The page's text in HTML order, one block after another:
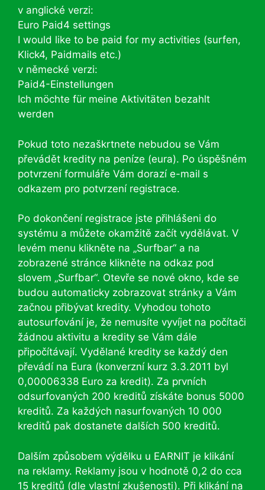
v anglické verzi:
Euro Paid4 settings
I would like to be paid for my activities (surfen,
Klick4, Paidmails etc.)
v německé verzi:
Paid4-Einstellungen
Ich möchte für meine Aktivitäten bezahlt
werden
Pokud toto nezaškrtnete nebudou se Vám
převádět kredity na peníze (eura). Po úspěšném
potvrzení formuláře Vám dorazí e-mail s
odkazem pro potvrzení registrace.
Po dokončení registrace jste přihlášeni do
systému a můžete okamžitě začít vydělávat. V
levém menu klikněte na „Surfbar“ a na
zobrazené stránce klikněte na odkaz pod
slovem „Surfbar“. Otevře se nové okno, kde se
budou automaticky zobrazovat stránky a Vám
začnou přibývat kredity. Vyhodou tohoto
autosurfování je, že nemusíte vyvíjet na počítači
žádnou aktivitu a kredity se Vám dále
připočítávají. Vydělané kredity se každý den
převádí na Eura (konverzní kurz 3.3.2011 byl
0,00006338 Euro za kredit). Za prvních
odsurfovaných 200 kreditů získáte bonus 5000
kreditů. Za každých nasurfovaných 10 000
kreditů pak dostanete dalších 500 kreditů.
Dalším způsobem výdělku u EARNIT je klikání
na reklamy. Reklamy jsou v hodnotě 0,2 do cca
15 kreditů (dle vlastní zkušenosti). Při klikání na